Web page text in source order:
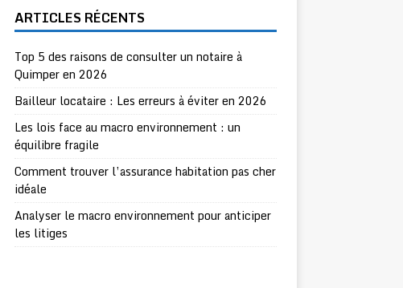
ARTICLES RÉCENTS
Top 5 des raisons de consulter un notaire à
Quimper en 2026
Bailleur locataire : Les erreurs à éviter en 2026
Les lois face au macro environnement : un
équilibre fragile
Comment trouver l’assurance habitation pas cher
idéale
Analyser le macro environnement pour anticiper
les litiges